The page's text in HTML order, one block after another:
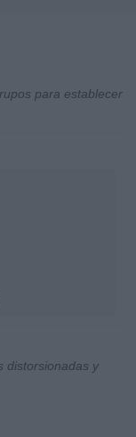
para establecer
distorsionadas y